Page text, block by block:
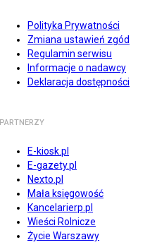
Polityka Prywatności
Zmiana ustawień zgód
Regulamin serwisu
Informacje o nadawcy
Deklaracja dostępności
PARTNERZY
E-kiosk.pl
E-gazety.pl
Nexto.pl
Mała księgowość
Kancelarierp.pl
Wieści Rolnicze
Życie Warszawy